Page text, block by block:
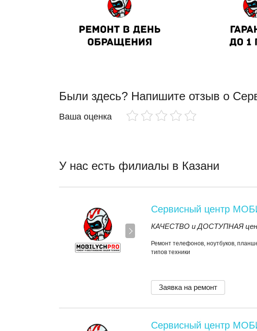
Были здесь? Напишите отзыв о
Ваша оценка
У нас есть филиалы в Казани
Сервисный центр
КАЧЕСТВО и ДОСТУПНАЯ
Ремонт телефонов, ноутбуков,
типов техники
Заявка на ремонт
Сервисный центр